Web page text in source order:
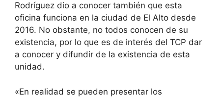
Rodríguez dio a conocer también que esta
oficina funciona en la ciudad de El Alto desde
2016. No obstante, no todos conocen de su
existencia, por lo que es de interés del TCP dar
a conocer y difundir de la existencia de esta
unidad.
«En realidad se pueden presentar los